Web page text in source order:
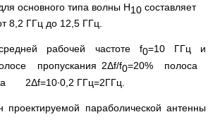
основного типа волны Н10 составляет
8,2 ГГц до 12,5 ГГц.
рабочей частоте f0=10 ГГц и
пропускания 2Δf/f0=20% полоса
2Δf=10∙0,2 ГГц=2ГГц.
проектируемой параболической антенны